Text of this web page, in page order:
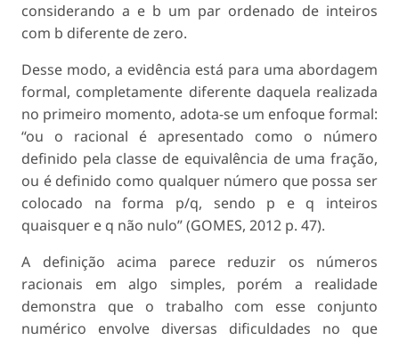
considerando a e b um par ordenado de inteiros
com b diferente de zero.
Desse modo, a evidência está para uma abordagem
formal, completamente diferente daquela realizada
no primeiro momento, adota-se um enfoque formal:
“ou o racional é apresentado como o número
definido pela classe de equivalência de uma fração,
ou é definido como qualquer número que possa ser
colocado na forma p/q, sendo p e q inteiros
quaisquer e q não nulo” (GOMES, 2012 p. 47).
A definição acima parece reduzir os números
racionais em algo simples, porém a realidade
demonstra que o trabalho com esse conjunto
numérico envolve diversas dificuldades no que